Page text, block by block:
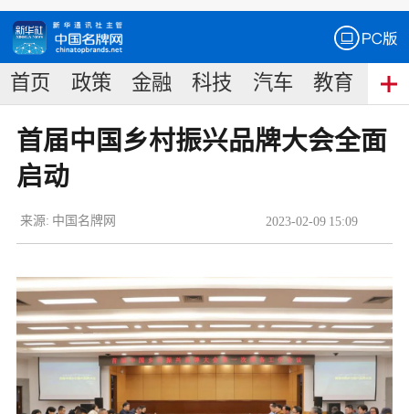
首页 政策 金融 科技 汽车 教育 食
首届中国乡村振兴品牌大会全面
启动
2023-02-09 15:09
来源: 中国名牌网